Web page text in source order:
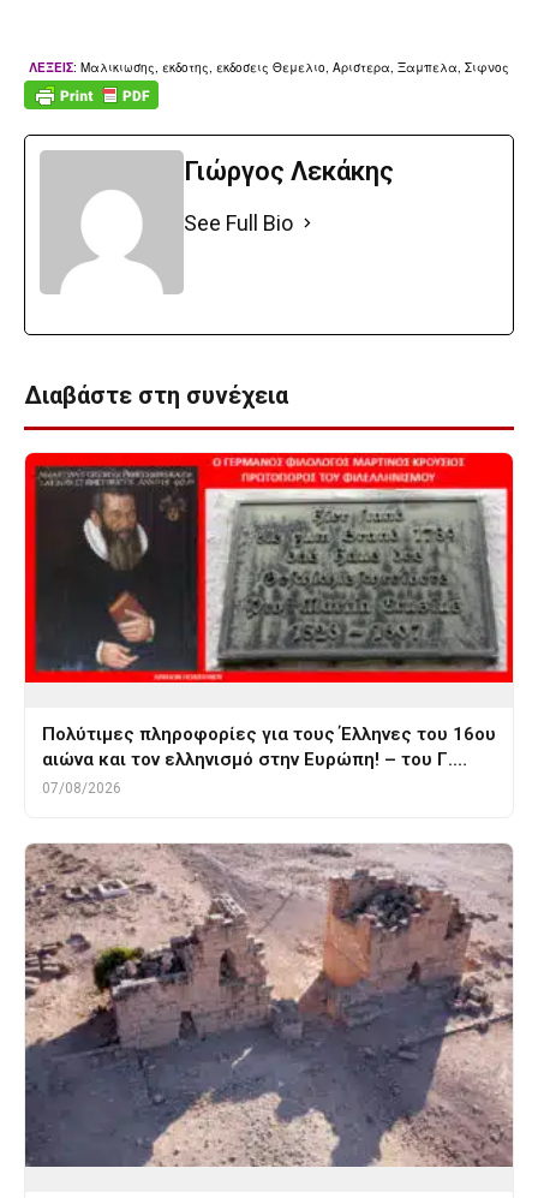
ΛΕΞΕΙΣ: Μαλικιωσης, εκδοτης, εκδοσεις Θεμελιο, Αριστερα, Ξαμπελα, Σιφνος
Γιώργος Λεκάκης
See Full Bio
Διαβάστε στη συνέχεια
Πολύτιμες πληροφορίες για τους Έλληνες του 16ου
αιώνα και τον ελληνισμό στην Ευρώπη! – του Γ.…
07/08/2026